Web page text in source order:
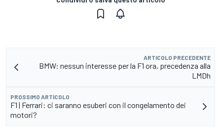
ARTICOLO PRECEDENTE
BMW: nessun interesse per la F1 ora, precedenza alla
LMDh
PROSSIMO ARTICOLO
F1 | Ferrari: ci saranno esuberi con il congelamento dei
motori?